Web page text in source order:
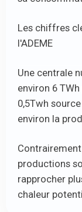
Les chiffres
l'ADEME
Une centrale
environ 6
0,5Twh
environ la
productions
rapprocher
chaleur